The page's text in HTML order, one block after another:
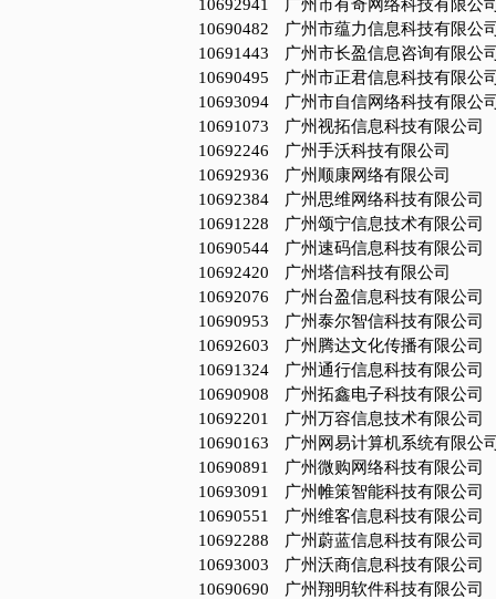
10692941
广州市有奇网络科技有限公司
10690482
广州市蕴力信息科技有限公司
10691443
广州市长盈信息咨询有限公司
10690495
广州市正君信息科技有限公司
10693094
广州市自信网络科技有限公司
10691073
广州视拓信息科技有限公司
10692246
广州手沃科技有限公司
10692936
广州顺康网络有限公司
10692384
广州思维网络科技有限公司
10691228
广州颂宁信息技术有限公司
10690544
广州速码信息科技有限公司
10692420
广州塔信科技有限公司
10692076
广州台盈信息科技有限公司
10690953
广州泰尔智信科技有限公司
10692603
广州腾达文化传播有限公司
10691324
广州通行信息科技有限公司
10690908
广州拓鑫电子科技有限公司
10692201
广州万容信息技术有限公司
10690163
广州网易计算机系统有限公司
10690891
广州微购网络科技有限公司
10693091
广州帷策智能科技有限公司
10690551
广州维客信息科技有限公司
10692288
广州蔚蓝信息科技有限公司
10693003
广州沃商信息科技有限公司
10690690
广州翔明软件科技有限公司